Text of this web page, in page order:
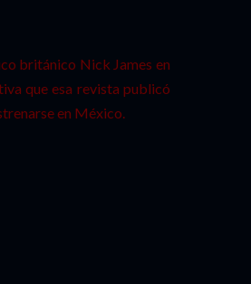
británico Nick James en
que esa revista publicó
en México.